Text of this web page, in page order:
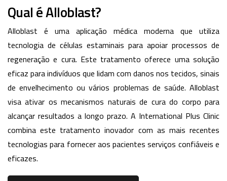
Qual é Alloblast?
Alloblast é uma aplicação médica moderna que utiliza
tecnologia de células estaminais para apoiar processos de
regeneração e cura. Este tratamento oferece uma solução
eficaz para indivíduos que lidam com danos nos tecidos, sinais
de envelhecimento ou vários problemas de saúde. Alloblast
visa ativar os mecanismos naturais de cura do corpo para
alcançar resultados a longo prazo. A International Plus Clinic
combina este tratamento inovador com as mais recentes
tecnologias para fornecer aos pacientes serviços confiáveis e
eficazes.